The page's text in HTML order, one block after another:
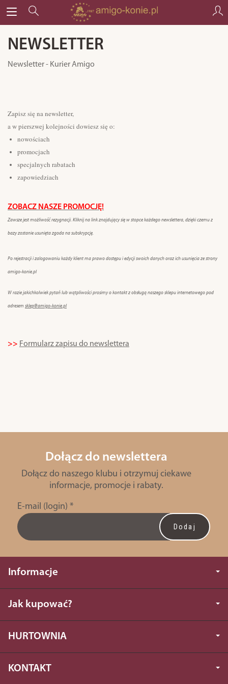
NEWSLETTER
Newsletter - Kurier Amigo
Zapisz się na newsletter,
a w pierszwej kolejności dowiesz się o:
nowościach
promocjach
specjalnych rabatach
zapowiedziach
ZOBACZ NASZE PROMOCJĘ!
Zawsze jest możliwość rezygnacji. Kliknij na link znajdujący się w stopce każdego newslettera, dzięki czemu z
bazy zostanie usunięta zgoda na subskrypcję.
Po rejestracji i zalogowaniu każdy klient ma prawo dostępu i edycji swoich danych oraz ich usunięcia ze strony
amigo-konie.pl
W razie jakichkolwiek pytań lub wątpliwości prosimy o kontakt z obsługą naszego sklepu internetowego pod
adresem sklep@amigo-konie.pl
>> Formularz zapisu do newslettera
Dołącz do newslettera
Dołącz do naszego klubu i otrzymuj ciekawe
informacje, promocje i rabaty.
E-mail (login) *
Informacje
Jak kupować?
HURTOWNIA
KONTAKT